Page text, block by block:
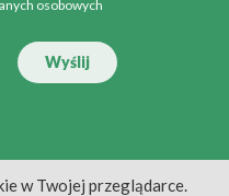
osobowych
Wyślij
w Twojej przeglądarce.